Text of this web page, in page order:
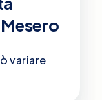
variare